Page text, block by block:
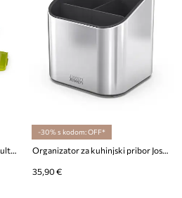
-30% s kodom: OFF*
35,90 €